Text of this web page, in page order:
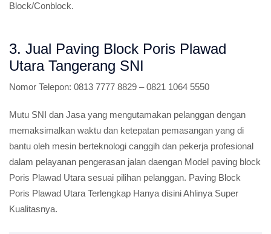
Block/Conblock.
3. Jual Paving Block Poris Plawad
Utara Tangerang SNI
Nomor Telepon: 0813 7777 8829 – 0821 1064 5550
Mutu SNI dan Jasa yang mengutamakan pelanggan dengan
memaksimalkan waktu dan ketepatan pemasangan yang di
bantu oleh mesin berteknologi canggih dan pekerja profesional
dalam pelayanan pengerasan jalan daengan Model paving block
Poris Plawad Utara sesuai pilihan pelanggan. Paving Block
Poris Plawad Utara Terlengkap Hanya disini Ahlinya Super
Kualitasnya.